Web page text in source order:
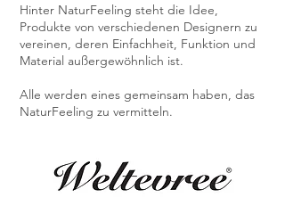
Hinter NaturFeeling steht die Idee,
Produkte von verschiedenen Designern zu
vereinen, deren Einfachheit, Funktion und
Material außergewöhnlich ist.
Alle werden eines gemeinsam haben, das
NaturFeeling zu vermitteln.